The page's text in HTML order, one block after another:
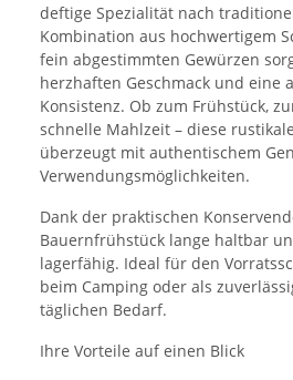
deftige Spezialität nach
Kombination aus hochwertigem
fein abgestimmten Gewürzen
herzhaften Geschmack und eine
Konsistenz. Ob zum Frühstück,
schnelle Mahlzeit – diese
überzeugt mit authentischem
Verwendungsmöglichkeiten.
Dank der praktischen
Bauernfrühstück lange haltbar
lagerfähig. Ideal für den
beim Camping oder als
täglichen Bedarf.
Ihre Vorteile auf einen Blick